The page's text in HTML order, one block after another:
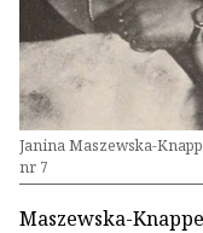
Janina Maszewska-
nr 7
Maszewska-